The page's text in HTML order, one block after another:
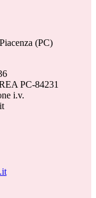
(PC)
PC-84231
i.v.